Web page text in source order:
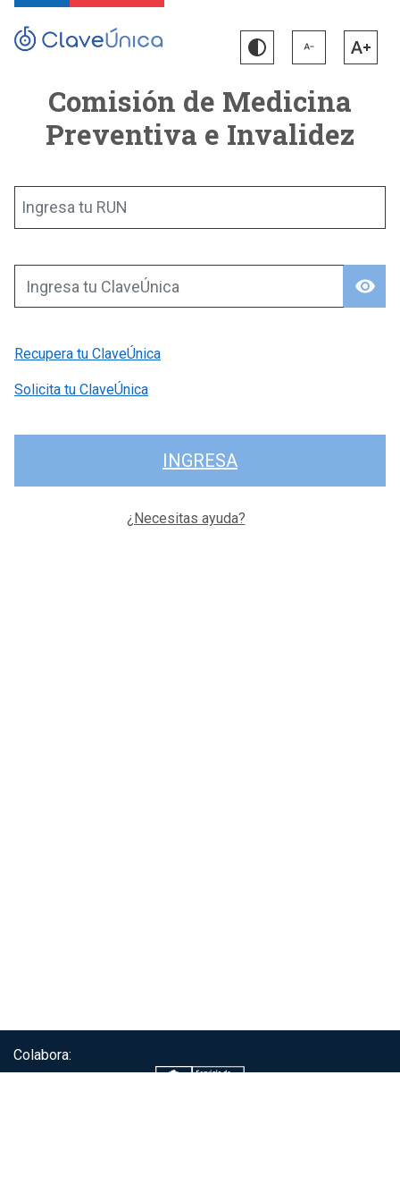
Comisión de Medicina
Preventiva e Invalidez
Ingresa tu RUN
visibility
Ingresa tu ClaveÚnica
Recupera tu ClaveÚnica
Solicita tu ClaveÚnica
INGRESA
¿Necesitas ayuda?
Colabora: